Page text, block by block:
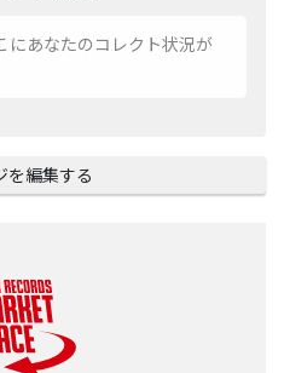
にあなたのコレクト状況が
を編集する